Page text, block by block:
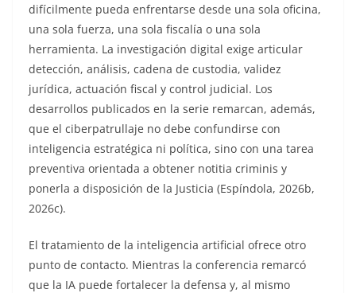
difícilmente pueda enfrentarse desde una sola oficina,
una sola fuerza, una sola fiscalía o una sola
herramienta. La investigación digital exige articular
detección, análisis, cadena de custodia, validez
jurídica, actuación fiscal y control judicial. Los
desarrollos publicados en la serie remarcan, además,
que el ciberpatrullaje no debe confundirse con
inteligencia estratégica ni política, sino con una tarea
preventiva orientada a obtener notitia criminis y
ponerla a disposición de la Justicia (Espíndola, 2026b,
2026c).
El tratamiento de la inteligencia artificial ofrece otro
punto de contacto. Mientras la conferencia remarcó
que la IA puede fortalecer la defensa y, al mismo